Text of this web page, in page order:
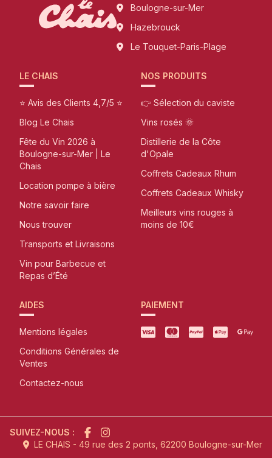
Boulogne-sur-Mer
Hazebrouck
Le Touquet-Paris-Plage
LE CHAIS
⭐ Avis des Clients 4,7/5 ⭐
Blog Le Chais
Fête du Vin 2026 à
Boulogne-sur-Mer | Le
Chais
Location pompe à bière
Notre savoir faire
Nous trouver
Transports et Livraisons
Vin pour Barbecue et
Repas d’Été
NOS PRODUITS
👉 Sélection du caviste
Vins rosés 🌞
Distillerie de la Côte
d'Opale
Coffrets Cadeaux Rhum
Coffrets Cadeaux Whisky
Meilleurs vins rouges à
moins de 10€
AIDES
Mentions légales
Conditions Générales de
Ventes
Contactez-nous
PAIEMENT
SUIVEZ-NOUS :
LE CHAIS - 49 rue des 2 ponts, 62200 Boulogne-sur-Mer